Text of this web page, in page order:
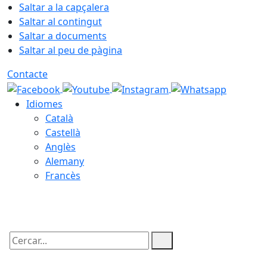
Saltar a la capçalera
Saltar al contingut
Saltar a documents
Saltar al peu de pàgina
Contacte
Idiomes
Català
Castellà
Anglès
Alemany
Francès
Cercar: